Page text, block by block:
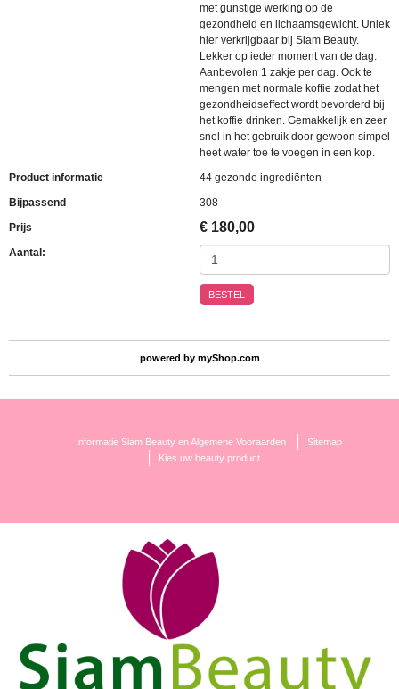
met gunstige werking op de
gezondheid en lichaamsgewicht. Uniek
hier verkrijgbaar bij Siam Beauty.
Lekker op ieder moment van de dag.
Aanbevolen 1 zakje per dag. Ook te
mengen met normale koffie zodat het
gezondheidseffect wordt bevorderd bij
het koffie drinken. Gemakkelijk en zeer
snel in het gebruik door gewoon simpel
heet water toe te voegen in een kop.
Product informatie
44 gezonde ingrediënten
Bijpassend
308
Prijs
€ 180,00
Aantal:
BESTEL
powered by myShop.com
Informatie Siam Beauty en Algemene Vooraarden
Sitemap
Kies uw beauty product